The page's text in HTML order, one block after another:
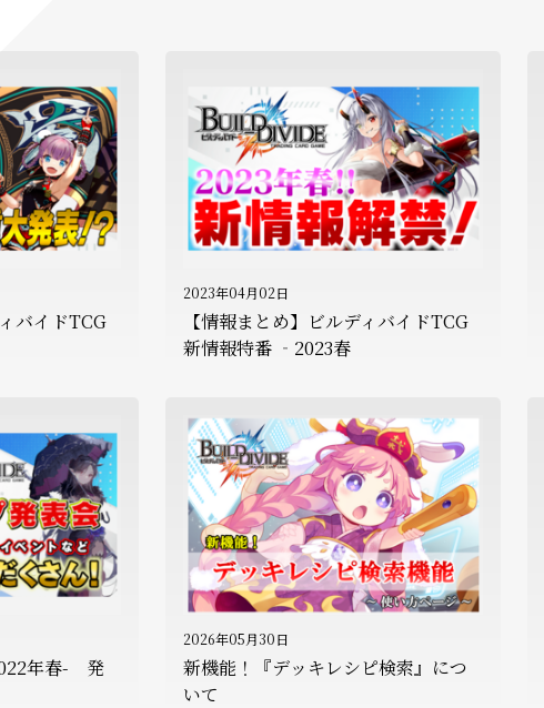
バイドTCG
2023年04月02日
【情報まとめ】ビルディバイドTCG
新情報特番 ‐2023春
年春- 発
2026年05月30日
新機能！『デッキレシピ検索』につ
いて